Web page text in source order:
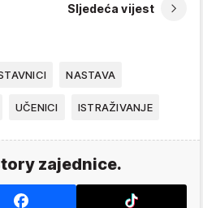
Sljedeća vijest
NASTAVA
UČENICI ISTRAŽIVANJE
zajednice.